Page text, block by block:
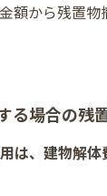
額から残置
る場合の残
は、建物解体